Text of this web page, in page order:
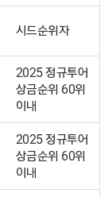
시드순위자
2025 정규투어
상금순위 60위
이내
2025 정규투어
상금순위 60위
이내